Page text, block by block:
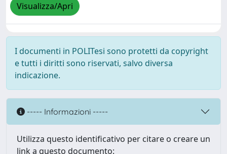
Visualizza/Apri
I documenti in POLITesi sono protetti da copyright
e tutti i diritti sono riservati, salvo diversa
indicazione.
----- Informazioni -----
Utilizza questo identificativo per citare o creare un
link a questo documento: